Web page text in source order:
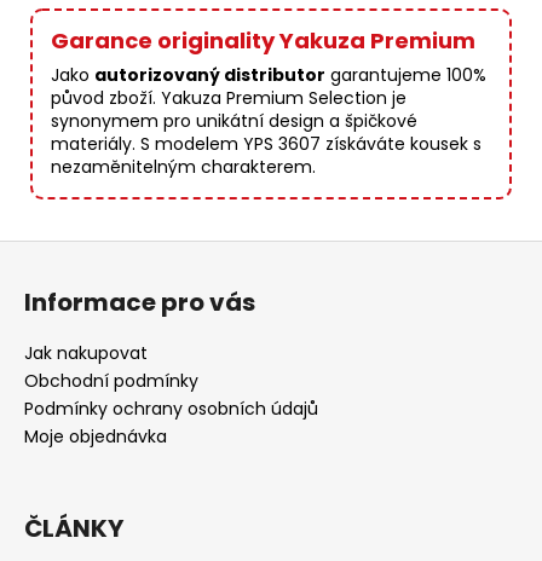
Garance originality Yakuza Premium
Jako autorizovaný distributor garantujeme 100%
původ zboží. Yakuza Premium Selection je
synonymem pro unikátní design a špičkové
materiály. S modelem YPS 3607 získáváte kousek s
nezaměnitelným charakterem.
Informace pro vás
Jak nakupovat
Obchodní podmínky
Podmínky ochrany osobních údajů
Moje objednávka
ČLÁNKY